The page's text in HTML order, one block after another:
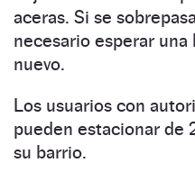
aceras. Si se
necesario esperar una
nuevo.
Los usuarios con
pueden estacionar de
su barrio.